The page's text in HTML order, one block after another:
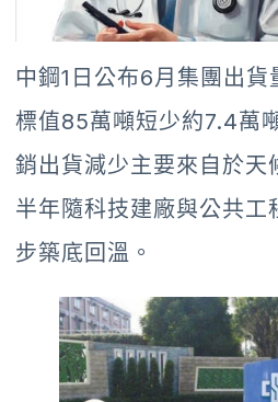
中鋼1日公布6月集團出貨
標值85萬噸短少約7.4萬
銷出貨減少主要來自於天
半年隨科技建廠與公共工
步築底回溫。